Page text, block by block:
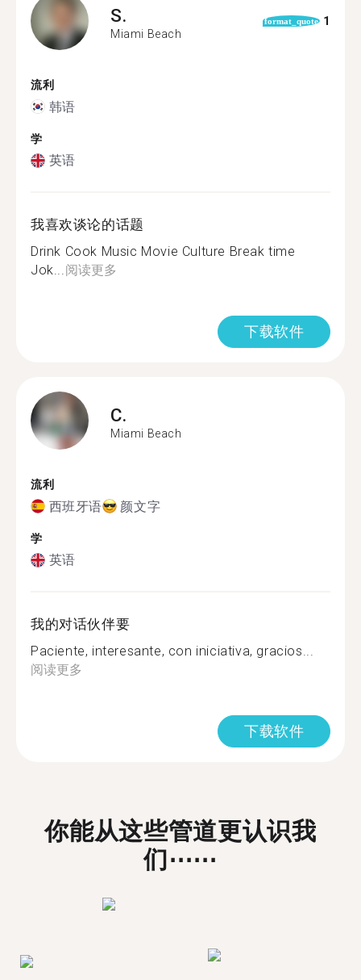
S.
Miami Beach
format_quote 1
流利
韩语
学
英语
我喜欢谈论的话题
Drink Cook Music Movie Culture Break time
Jok...阅读更多
下载软件
C.
Miami Beach
流利
西班牙语 颜文字
学
英语
我的对话伙伴要
Paciente, interesante, con iniciativa, gracios...
阅读更多
下载软件
你能从这些管道更认识我
们⋯⋯